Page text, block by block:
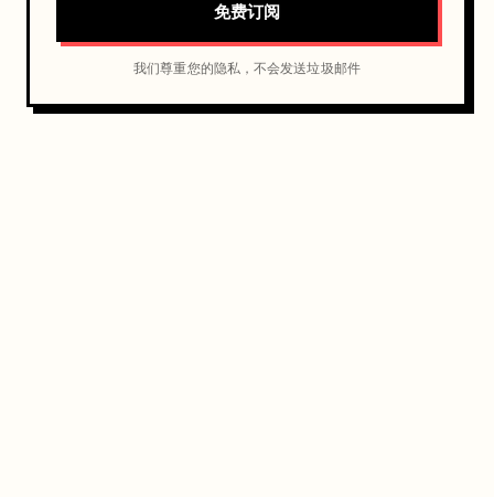
免费订阅
我们尊重您的隐私，不会发送垃圾邮件